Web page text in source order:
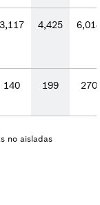
3,117 4,425
140 199 270
no aisladas